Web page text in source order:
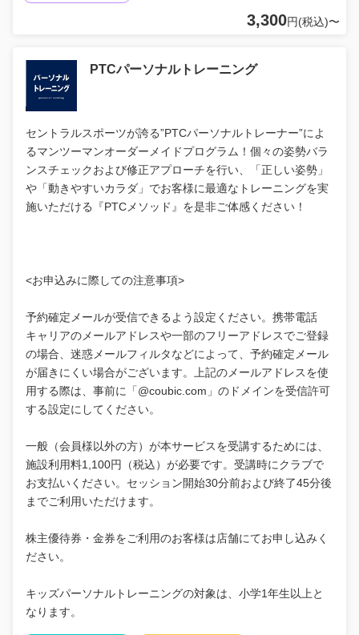
3,300円(税込)〜
PTCパーソナルトレーニング
セントラルスポーツが誇る”PTCパーソナルトレーナー”によ
るマンツーマンオーダーメイドプログラム！個々の姿勢バラ
ンスチェックおよび修正アプローチを行い、「正しい姿勢」
や「動きやすいカラダ」でお客様に最適なトレーニングを実
施いただける『PTCメソッド』を是非ご体感ください！
<お申込みに際しての注意事項>
予約確定メールが受信できるよう設定ください。携帯電話
キャリアのメールアドレスや一部のフリーアドレスでご登録
の場合、迷惑メールフィルタなどによって、予約確定メール
が届きにくい場合がございます。上記のメールアドレスを使
用する際は、事前に「@coubic.com」のドメインを受信許可
する設定にしてください。
一般（会員様以外の方）が本サービスを受講するためには、
施設利用料1,100円（税込）が必要です。受講時にクラブで
お支払いください。セッション開始30分前および終了45分後
までご利用いただけます。
株主優待券・金券をご利用のお客様は店舗にてお申し込みく
ださい。
キッズパーソナルトレーニングの対象は、小学1年生以上と
なります。